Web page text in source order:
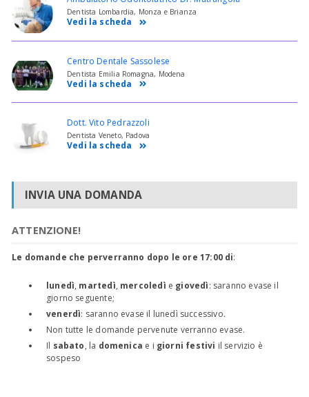
Dentista Lombardia, Monza e Brianza
Vedi la scheda
Centro Dentale Sassolese
Dentista Emilia Romagna, Modena
Vedi la scheda
Dott. Vito Pedrazzoli
Dentista Veneto, Padova
Vedi la scheda
INVIA UNA DOMANDA
ATTENZIONE!
Le domande che perverranno dopo le ore 17:00 di:
lunedì, martedì, mercoledì e giovedì: saranno evase il
giorno seguente;
venerdì: saranno evase il lunedì successivo.
Non tutte le domande pervenute verranno evase.
Il sabato, la domenica e i giorni festivi il servizio è
sospeso